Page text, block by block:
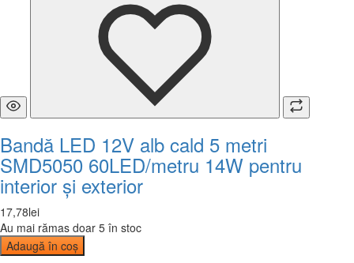
Bandă LED 12V alb cald 5 metri
SMD5050 60LED/metru 14W pentru
interior și exterior
17,78lei
Au mai rămas doar 5 în stoc
Adaugă în coș